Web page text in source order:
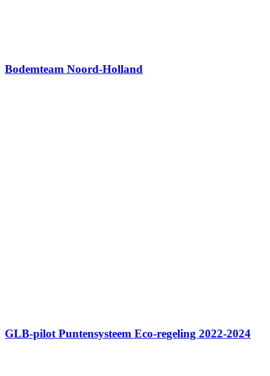
Bodemteam Noord-Holland
GLB-pilot Puntensysteem Eco-regeling 2022-2024